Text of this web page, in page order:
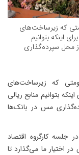
که زیرساخت‌های
اینکه بتوانیم
از محل سپرده‌گذاری
که زیرساخت‌های
بتوانیم منابع ریالی
مس در بانک‌ها
جلسه کارگروه اقتصاد
اختیار ما می‌گذارد تا